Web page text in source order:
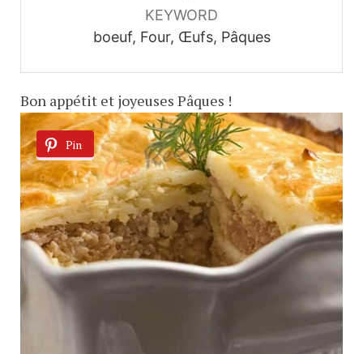
KEYWORD
boeuf, Four, Œufs, Pâques
Bon appétit et joyeuses Pâques !
Pin